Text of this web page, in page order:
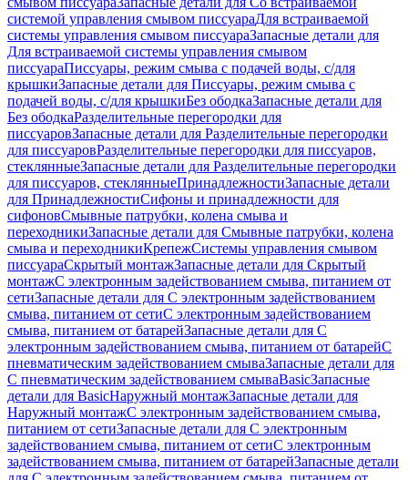
системой управления смывом писсуараДля встраиваемой
системы управления смывом писсуараЗапасные детали для
Для встраиваемой системы управления смывом
писсуараПиссуары, режим смыва с подачей воды, с/для
крышкиЗапасные детали для Писсуары, режим смыва с
подачей воды, с/для крышкиБез ободкаЗапасные детали для
Без ободкаРазделительные перегородки для
писсуаровЗапасные детали для Разделительные перегородки
для писсуаровРазделительные перегородки для писсуаров,
стеклянныеЗапасные детали для Разделительные перегородки
для писсуаров, стеклянныеПринадлежностиЗапасные детали
для ПринадлежностиСифоны и принадлежности для
сифоновСмывные патрубки, колена смыва и
переходникиЗапасные детали для Смывные патрубки, колена
смыва и переходникиКрепежСистемы управления смывом
писсуараСкрытый монтажЗапасные детали для Скрытый
монтажС электронным задействованием смыва, питанием от
сетиЗапасные детали для С электронным задействованием
смыва, питанием от сетиС электронным задействованием
смыва, питанием от батарейЗапасные детали для С
электронным задействованием смыва, питанием от батарейС
пневматическим задействованием смываЗапасные детали для
С пневматическим задействованием смываBasicЗапасные
детали для BasicНаружный монтажЗапасные детали для
Наружный монтажС электронным задействованием смыва,
питанием от сетиЗапасные детали для С электронным
задействованием смыва, питанием от сетиС электронным
задействованием смыва, питанием от батарейЗапасные детали